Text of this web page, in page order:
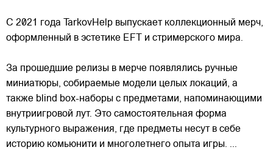
С 2021 года TarkovHelp выпускает коллекционный мерч,
оформленный в эстетике EFT и стримерского мира.
За прошедшие релизы в мерче появлялись ручные
миниатюры, собираемые модели целых локаций, а
также blind box-наборы с предметами, напоминающими
внутриигровой лут. Это самостоятельная форма
культурного выражения, где предметы несут в себе
историю комьюнити и многолетнего опыта игры. ...